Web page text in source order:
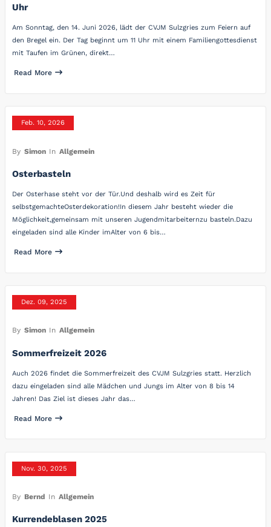
Uhr
Am Sonntag, den 14. Juni 2026, lädt der CVJM Sulzgries zum Feiern auf
den Bregel ein. Der Tag beginnt um 11 Uhr mit einem Familiengottesdienst
mit Taufen im Grünen, direkt…
Read More
Feb. 10, 2026
By Simon In Allgemein
Osterbasteln
Der Osterhase steht vor der Tür.Und deshalb wird es Zeit für
selbstgemachteOsterdekoration!In diesem Jahr besteht wieder die
Möglichkeit,gemeinsam mit unseren Jugendmitarbeiternzu basteln.Dazu
eingeladen sind alle Kinder imAlter von 6 bis…
Read More
Dez. 09, 2025
By Simon In Allgemein
Sommerfreizeit 2026
Auch 2026 findet die Sommerfreizeit des CVJM Sulzgries statt. Herzlich
dazu eingeladen sind alle Mädchen und Jungs im Alter von 8 bis 14
Jahren! Das Ziel ist dieses Jahr das…
Read More
Nov. 30, 2025
By Bernd In Allgemein
Kurrendeblasen 2025